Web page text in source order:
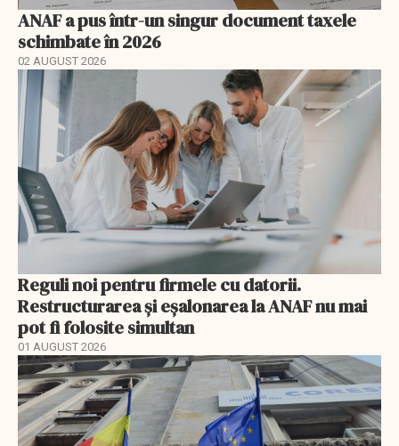
ANAF a pus într-un singur document taxele
schimbate în 2026
02 AUGUST 2026
Reguli noi pentru firmele cu datorii.
Restructurarea și eșalonarea la ANAF nu mai
pot fi folosite simultan
01 AUGUST 2026